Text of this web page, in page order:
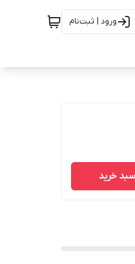
ورود | ثبت‌نام
خرید